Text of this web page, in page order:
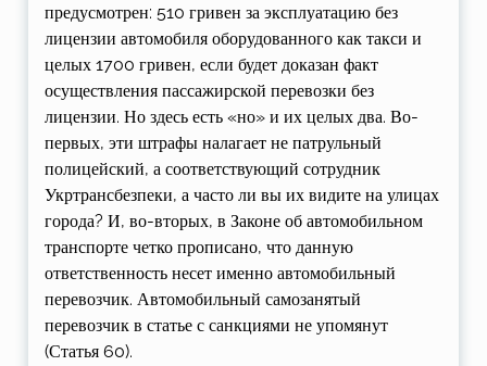
предусмотрен: 510 гривен за эксплуатацию без
лицензии автомобиля оборудованного как такси и
целых 1700 гривен, если будет доказан факт
осуществления пассажирской перевозки без
лицензии. Но здесь есть «но» и их целых два. Во-
первых, эти штрафы налагает не патрульный
полицейский, а соответствующий сотрудник
Укртрансбезпеки, а часто ли вы их видите на улицах
города? И, во-вторых, в Законе об автомобильном
транспорте четко прописано, что данную
ответственность несет именно автомобильный
перевозчик. Автомобильный самозанятый
перевозчик в статье с санкциями не упомянут
(Статья 60).